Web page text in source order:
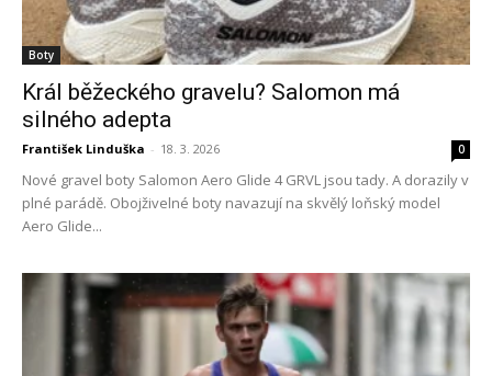
Boty
Král běžeckého gravelu? Salomon má
silného adepta
František Linduška - 18. 3. 2026 0
Nové gravel boty Salomon Aero Glide 4 GRVL jsou tady. A dorazily v
plné parádě. Obojživelné boty navazují na skvělý loňský model
Aero Glide...